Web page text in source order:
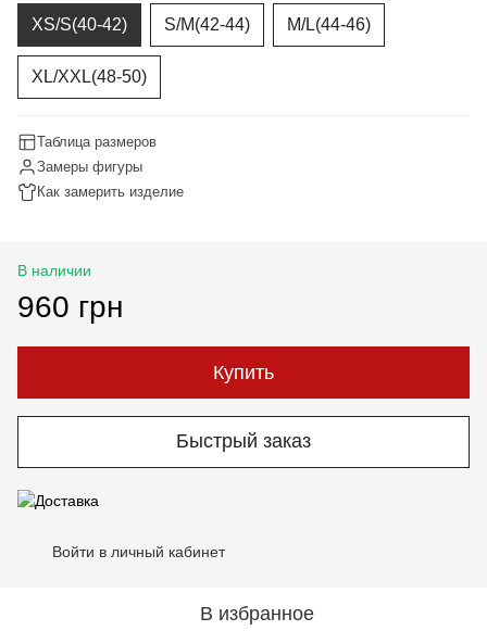
XS/S(40-42) S/M(42-44) M/L(44-46)
XL/XXL(48-50)
Таблица размеров
Замеры фигуры
Как замерить изделие
В наличии
960 грн
Купить
Быстрый заказ
Войти в личный кабинет
В избранное